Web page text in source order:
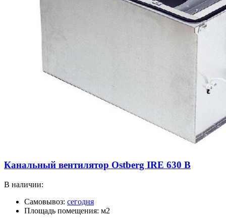
Канальный вентилятор Ostberg IRE 630 B
В наличии:
Самовывоз: сегодня
Площадь помещения: м2